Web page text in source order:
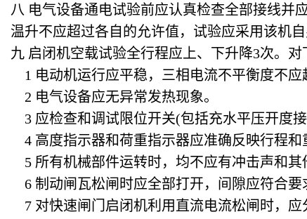
八 电气设备通电试验前应认真检查全部接线并
温升不应超过各自的允许值，试验应采用该机
九 启闭机空载试验全行程应上、下升降3次。
1 电动机运行应平稳，三相电流不平衡度不应
2 电气设备应无异常发热现象。
3 应检查和调试限位开关(包括充水平压开度
4 高度指示器和荷重指示器应准确反映行程
5 所有机械部件运转时，均不应有冲击声和
6 制动闸瓦松闸时应全部打开，间隙应符合要
7 对快速闸门启闭机利用直流电流松闸时，